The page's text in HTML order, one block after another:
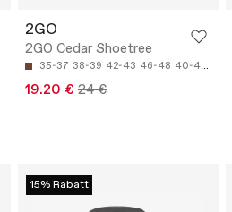
2GO
2GO Cedar Shoetree
35-37 38-39 42-43 46-48 40-41
19.20 € 24 €
15% Rabatt